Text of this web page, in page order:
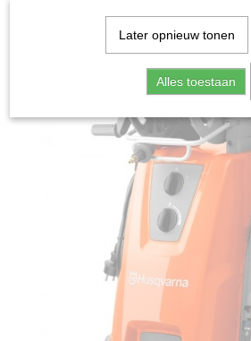
Later opnieuw tonen
Alles toestaan